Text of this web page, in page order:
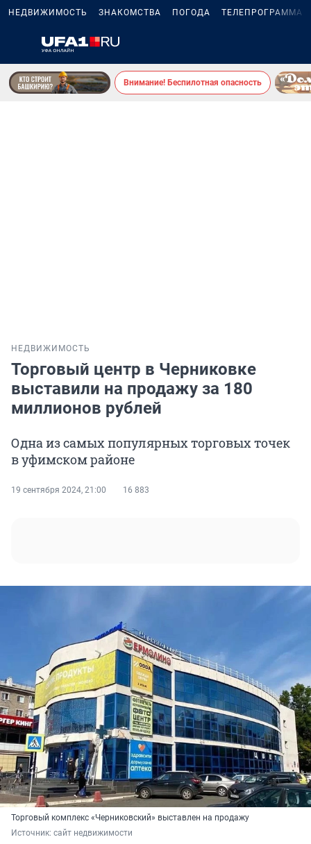
НЕДВИЖИМОСТЬ ЗНАКОМСТВА ПОГОДА ТЕЛЕПРОГРАММА
Внимание! Беспилотная опасность
НЕДВИЖИМОСТЬ
Торговый центр в Черниковке
выставили на продажу за 180
миллионов рублей
Одна из самых популярных торговых точек
в уфимском районе
19 сентября 2024, 21:00 16 883
Торговый комплекс «Черниковский» выставлен на продажу
Источник: сайт недвижимости